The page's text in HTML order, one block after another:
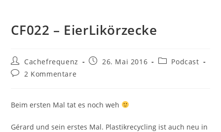
CF022 – EierLikörzecke
Beitrags-
Autor:
Cachefrequenz
Beitrag26. Mai 2016
Beitrags-
Podcast
Beitrags-
2 Kommentare
Beim ersten Mal tat es noch weh
Gérard und sein erstes Mal. Plastikrecycling ist auch neu in